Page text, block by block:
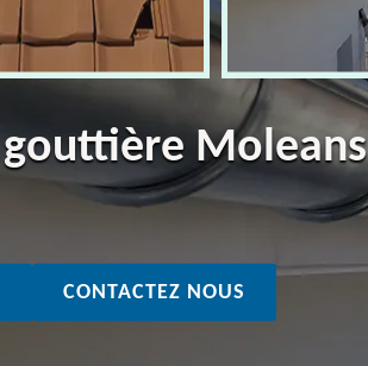
gouttière Moleans
CONTACTEZ NOUS